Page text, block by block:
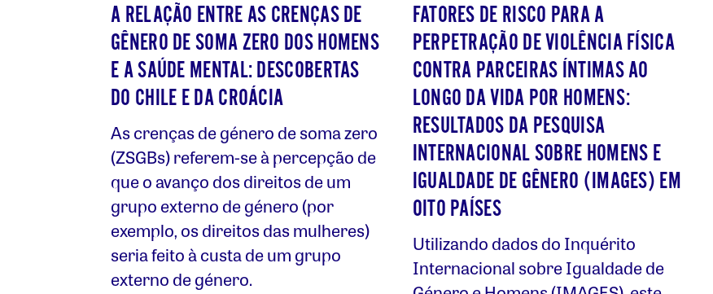
A RELAÇÃO ENTRE AS CRENÇAS DE
GÊNERO DE SOMA ZERO DOS HOMENS
E A SAÚDE MENTAL: DESCOBERTAS
DO CHILE E DA CROÁCIA
As crenças de género de soma zero
(ZSGBs) referem-se à percepção de
que o avanço dos direitos de um
grupo externo de género (por
exemplo, os direitos das mulheres)
seria feito à custa de um grupo
externo de género.
FATORES DE RISCO PARA A
PERPETRAÇÃO DE VIOLÊNCIA FÍSICA
CONTRA PARCEIRAS ÍNTIMAS AO
LONGO DA VIDA POR HOMENS:
RESULTADOS DA PESQUISA
INTERNACIONAL SOBRE HOMENS E
IGUALDADE DE GÊNERO (IMAGES) EM
OITO PAÍSES
Utilizando dados do Inquérito
Internacional sobre Igualdade de